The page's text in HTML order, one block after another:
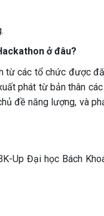
ở đâu?
từ các tổ chức được
phát từ bản thân
đề năng lượng, và
Up Đại học Bách